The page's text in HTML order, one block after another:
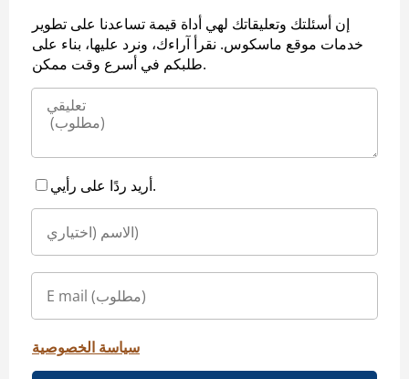
إن أسئلتك وتعليقاتك لهي أداة قيمة تساعدنا على تطوير
خدمات موقع ماسكوس. نقرأ آراءك، ونرد عليها، بناء على
طلبكم في أسرع وقت ممكن.
أريد ردًا على رأيي.
سياسة الخصوصية